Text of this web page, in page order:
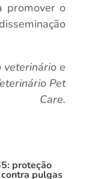
promover o
veterinário e
Pet
Care.
proteção
pulgas